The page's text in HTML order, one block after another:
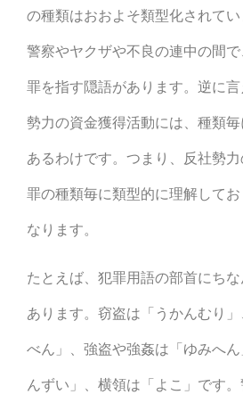
の種類はおおよそ類型化されてい
警察やヤクザや不良の連中の間
罪を指す隠語があります。逆に
勢力の資金獲得活動には、種類
あるわけです。つまり、反社勢
罪の種類毎に類型的に理解して
なります。
たとえば、犯罪用語の部首にち
あります。窃盗は「うかんむり
べん」、強盗や強姦は「ゆみへ
んずい」、横領は「よこ」です